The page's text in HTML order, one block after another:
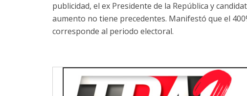
publicidad, el ex Presidente de la República y
aumento no tiene precedentes. Manifestó que el
corresponde al periodo electoral.